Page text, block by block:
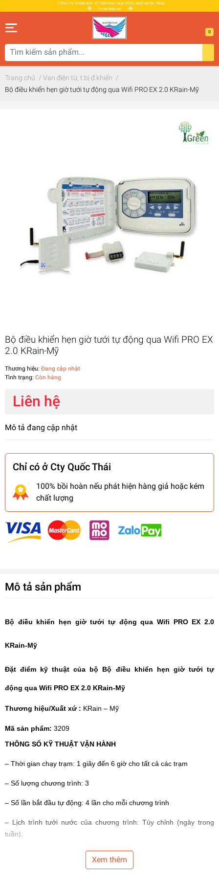
0
Trang chủ / Van điện từ, t.bị đ.khiển /
Bộ điều khiển hẹn giờ tưới tự động qua Wifi PRO EX 2.0 KRain-Mỹ
Bộ điều khiển hẹn giờ tưới tự động qua Wifi PRO EX
2.0 KRain-Mỹ
Thương hiệu: Đang cập nhật
Tình trạng: Còn hàng
Liên hệ
Mô tả đang cập nhật
Chỉ có ở Cty Quốc Thái
100% bồi hoàn nếu phát hiện hàng giả hoặc kém
chất lượng
Mô tả sản phẩm
Bộ điều khiển hẹn giờ tưới tự động qua Wifi PRO EX 2.0
KRain-Mỹ
Đặt điểm kỹ thuật của bộ Bộ điều khiển hẹn giờ tưới tự
động qua Wifi PRO EX 2.0 KRain-Mỹ
Thương hiệu/Xuất xứ : KRain – Mỹ
Mã sản phẩm: 3209
THÔNG SỐ KỸ THUẬT VẬN HÀNH
– Thời gian chạy trạm: 1 giây đến 6 giờ cho tất cả các trạm
– Số lượng chương trình: 3
– Số lần bắt đầu tự động: 4 lần cho mỗi chương trình
– Lịch trình tưới nước của chương trình: Tùy chỉnh (ngày trong
tuần),
Khoảng thời gian (1-31 ngày), Lẻ (ngày theo lịch lẻ), Chẵn (ngày
Xem thêm